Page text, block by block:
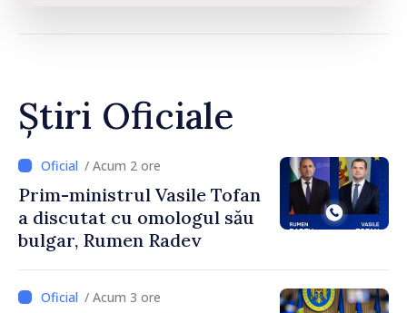
Știri Oficiale
/ Acum 2 ore
Prim-ministrul Vasile Tofan
a discutat cu omologul său
bulgar, Rumen Radev
/ Acum 3 ore